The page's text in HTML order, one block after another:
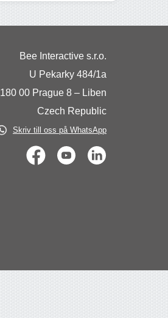
Bee Interactive s.r.o.
U Pekarky 484/1a
180 00 Prague 8 – Liben
Czech Republic
Skriv till oss på WhatsApp